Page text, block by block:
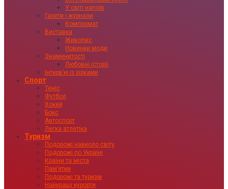
У світі напоїв
Газети і журнали
Компромат
Виставка
Живопис
Новинки моди
Знаменитості
Любовні історії
Інтервʼю із зірками
Спорт
Теніс
Футбол
Хокей
Бокс
Автоспорт
Легка атлетіка
Туризм
Подорожі навколо світу
Подорожі по Україні
Країни та міста
Пам’ятки
Подорожі та туризм
Найкращі курорти